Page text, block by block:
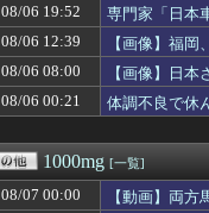
「Linuxで十分じゃね…？」
【ライザのアトリエ】キュ
【画像】爆乳アメリカハー
【ウマ娘】（悲報）ナイス
【グラブル】エンドレスラ
夫「会社辞めて実家で仕事
【ウマ娘】汗っかきDKPI
【画像】キス釣りするんや
【ラブライブ！】【動画】
ブラジル「日本人を満載し
08/06 19:52
専門家「日本
08/06 12:39
【画像】福
08/06 08:00
【画像】日
08/06 00:21
体調不良で休
1000mg [一覧]
08/07 00:00
【動画】両